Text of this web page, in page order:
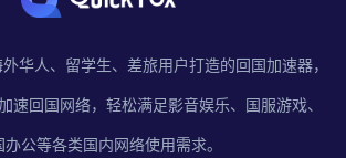
华人、留学生、差旅用户打造的回国加速器，
速回国网络，轻松满足影音娱乐、国服游戏、
办公等各类国内网络使用需求。